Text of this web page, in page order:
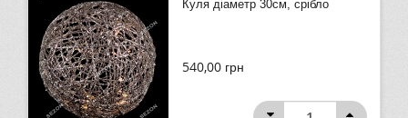
Куля діаметр 30см, срібло
540,00 грн